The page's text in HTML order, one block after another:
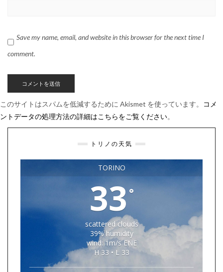
Save my name, email, and website in this browser for the next time I
comment.
このサイトはスパムを低減するために Akismet を使っています。
コメ
ントデータの処理方法の詳細はこちらをご覧ください。
トリノの天気
TORINO
33 °
scattered clouds
39% humidity
wind: 1m/s ENE
H 33 • L 33